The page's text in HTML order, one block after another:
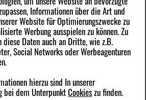
Informationen über die Art und
Website für Optimierungszwecke zu
Werbung ausspielen zu können. Zu
diese Daten auch an Dritte, wie z.B.
Social Networks oder Werbeagenturen
hierzu sind In unserer
bei dem UnterpunktCookieszu finden.
Anbieter: DERMAPHARM
AG
Menge: 60ml
Darreichungsform:
Lösung
19,73 €
Statt: 25,18 € ²
inkl. MwSt zzgl.Versand